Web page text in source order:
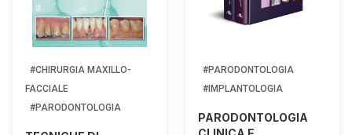
#CHIRURGIA MAXILLO-
FACCIALE
#PARODONTOLOGIA
#PARODONTOLOGIA
#IMPLANTOLOGIA
PARODONTOLOGIA